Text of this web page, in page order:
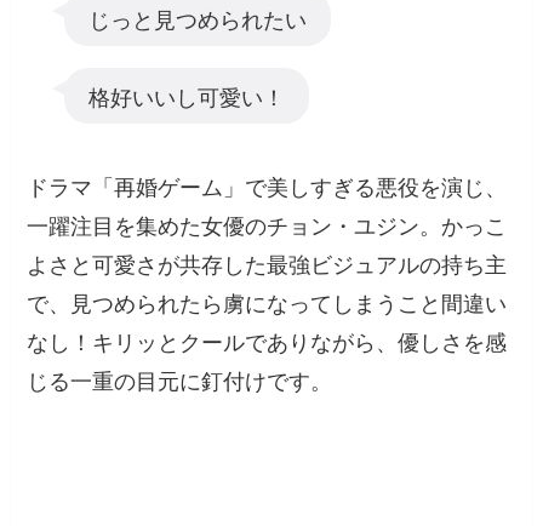
じっと見つめられたい
格好いいし可愛い！
ドラマ「再婚ゲーム」で美しすぎる悪役を演じ、
一躍注目を集めた女優のチョン・ユジン。かっこ
よさと可愛さが共存した最強ビジュアルの持ち主
で、見つめられたら虜になってしまうこと間違い
なし！キリッとクールでありながら、優しさを感
じる一重の目元に釘付けです。